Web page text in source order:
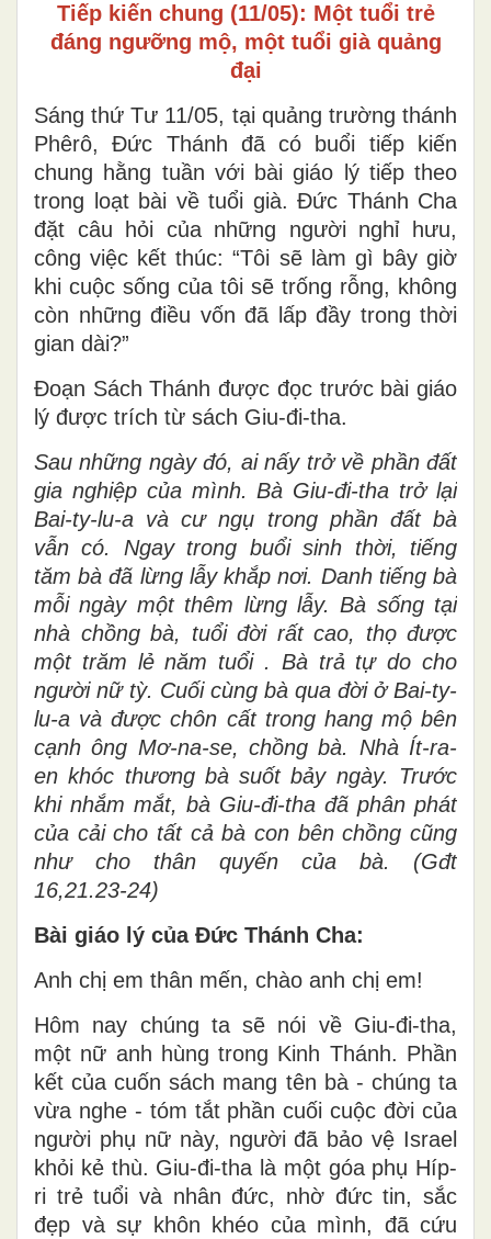
Tiếp kiến chung (11/05): Một tuổi trẻ
đáng ngưỡng mộ, một tuổi già quảng
đại
Sáng thứ Tư 11/05, tại quảng trường thánh
Phêrô, Đức Thánh đã có buổi tiếp kiến
chung hằng tuần với bài giáo lý tiếp theo
trong loạt bài về tuổi già. Đức Thánh Cha
đặt câu hỏi của những người nghỉ hưu,
công việc kết thúc: “Tôi sẽ làm gì bây giờ
khi cuộc sống của tôi sẽ trống rỗng, không
còn những điều vốn đã lấp đầy trong thời
gian dài?”
Đoạn Sách Thánh được đọc trước bài giáo
lý được trích từ sách Giu-đi-tha.
Sau những ngày đó, ai nấy trở về phần đất
gia nghiệp của mình. Bà Giu-đi-tha trở lại
Bai-ty-lu-a và cư ngụ trong phần đất bà
vẫn có. Ngay trong buổi sinh thời, tiếng
tăm bà đã lừng lẫy khắp nơi. Danh tiếng bà
mỗi ngày một thêm lừng lẫy. Bà sống tại
nhà chồng bà, tuổi đời rất cao, thọ được
một trăm lẻ năm tuổi . Bà trả tự do cho
người nữ tỳ. Cuối cùng bà qua đời ở Bai-ty-
lu-a và được chôn cất trong hang mộ bên
cạnh ông Mơ-na-se, chồng bà. Nhà Ít-ra-
en khóc thương bà suốt bảy ngày. Trước
khi nhắm mắt, bà Giu-đi-tha đã phân phát
của cải cho tất cả bà con bên chồng cũng
như cho thân quyến của bà. (Gđt
16,21.23-24)
Bài giáo lý của Đức Thánh Cha:
Anh chị em thân mến, chào anh chị em!
Hôm nay chúng ta sẽ nói về Giu-đi-tha,
một nữ anh hùng trong Kinh Thánh. Phần
kết của cuốn sách mang tên bà - chúng ta
vừa nghe - tóm tắt phần cuối cuộc đời của
người phụ nữ này, người đã bảo vệ Israel
khỏi kẻ thù. Giu-đi-tha là một góa phụ Híp-
ri trẻ tuổi và nhân đức, nhờ đức tin, sắc
đẹp và sự khôn khéo của mình, đã cứu